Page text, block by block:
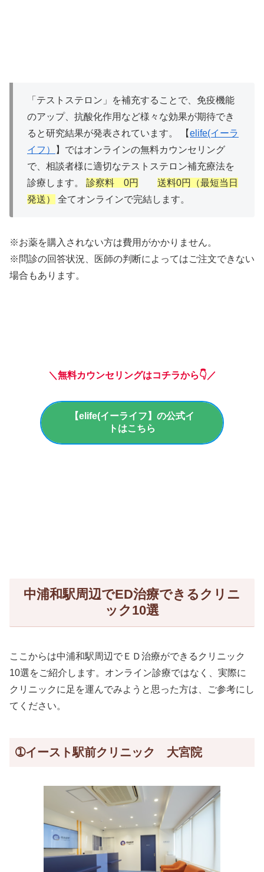
「テストステロン」を補充することで、免疫機能
のアップ、抗酸化作用など様々な効果が期待でき
ると研究結果が発表されています。 【elife(イーラ
イフ）
】ではオンラインの無料カウンセリング
で、相談者様に適切なテストステロン補充療法を
診療します。 診察料 0円
送料0円（最短当日
発送）
全てオンラインで完結します。
※お薬を購入されない方は費用がかかりません。
※問診の回答状況、医師の判断によってはご注文できない
場合もあります。
＼無料カウンセリングはコチラから👇／
【elife(イーライフ】の公式イ
トはこちら
中浦和駅周辺でED治療できるクリニ
ック10選
ここからは中浦和駅周辺でＥＤ治療ができるクリニック
10選をご紹介します。オンライン診療ではなく、実際に
クリニックに足を運んでみようと思った方は、ご参考にし
てください。
➀イースト駅前クリニック 大宮院